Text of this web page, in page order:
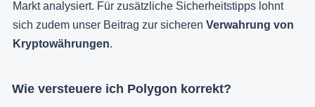
Markt analysiert. Für zusätzliche Sicherheitstipps lohnt
sich zudem unser Beitrag zur sicheren Verwahrung von
Kryptowährungen.
Wie versteuere ich Polygon korrekt?